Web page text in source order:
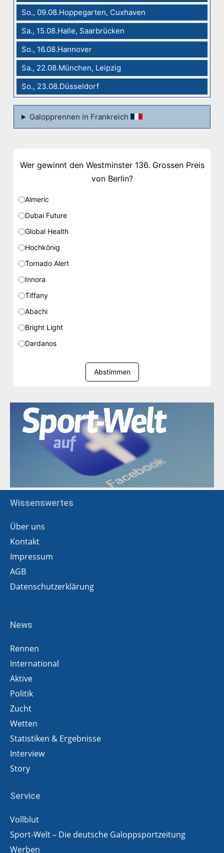
So., 09.08.Hoppegarten, Cuxhaven
Sa., 15.08.Halle, Saarbrücken
So., 16.08.Hannover
Sa., 22.08.München, Leipzig
So., 23.08.Düsseldorf
Galopprennen in Frankreich
Wer gewinnt den Westminster 136. Grossen Preis
von Berlin?
Almeric
Dubai Future
Global Health
Hochkönig
Tornado Alert
Innora
Tiffany
Abachi
Bright Light
Dardanos
Abstimmen
Wissenswertes
Über uns
Kontakt
Impressum
AGB
Datenschutzerklärung
News
Rennen
International
Aktive
Politik
Zucht
Wetten
Statistiken & Ergebnisse
Interview
Story
Service
Vollblut
Sport-Welt – Die deutsche Galoppsportzeitung
Werben